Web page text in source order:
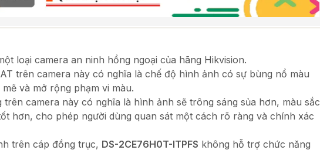
loại camera an ninh hồng ngoại của hãng Hikvision.
trên camera này có nghĩa là chế độ hình ảnh có sự bùng nổ màu
và mở rộng phạm vi màu.
camera này có nghĩa là hình ảnh sẽ trông sáng sủa hơn, màu sắc
hơn, cho phép người dùng quan sát một cách rõ ràng và chính xác
trên cáp đồng trục, DS-2CE76H0T-ITPFS không hỗ trợ chức năng